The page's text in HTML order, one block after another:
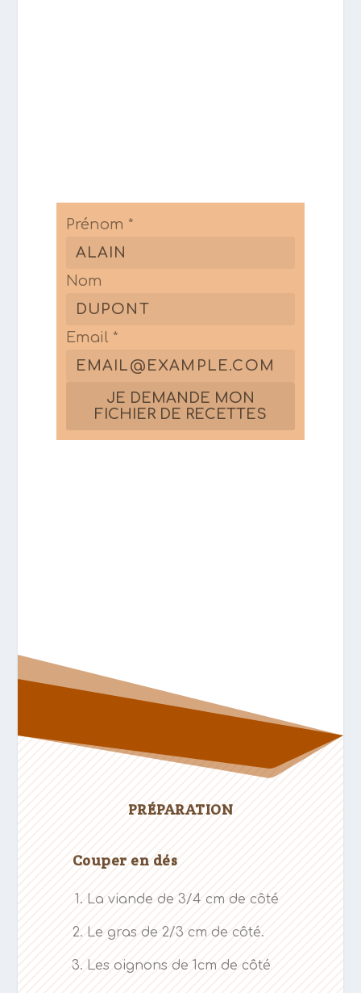
Prénom *
Nom
Email *
JE DEMANDE MON
FICHIER DE RECETTES
PRÉPARATION
Couper en dés
La viande de 3/4 cm de côté
Le gras de 2/3 cm de côté.
Les oignons de 1cm de côté